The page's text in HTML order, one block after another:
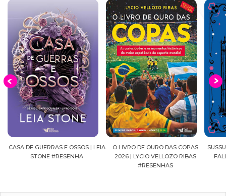
O LIVRO DE OURO DAS COPAS
2026 | LYCIO VELLOZO RIBAS
SUSSURROS AO LUAR | SHADOW
FALLS, VOL.04 | C.C.HUNTER
#RESENHA